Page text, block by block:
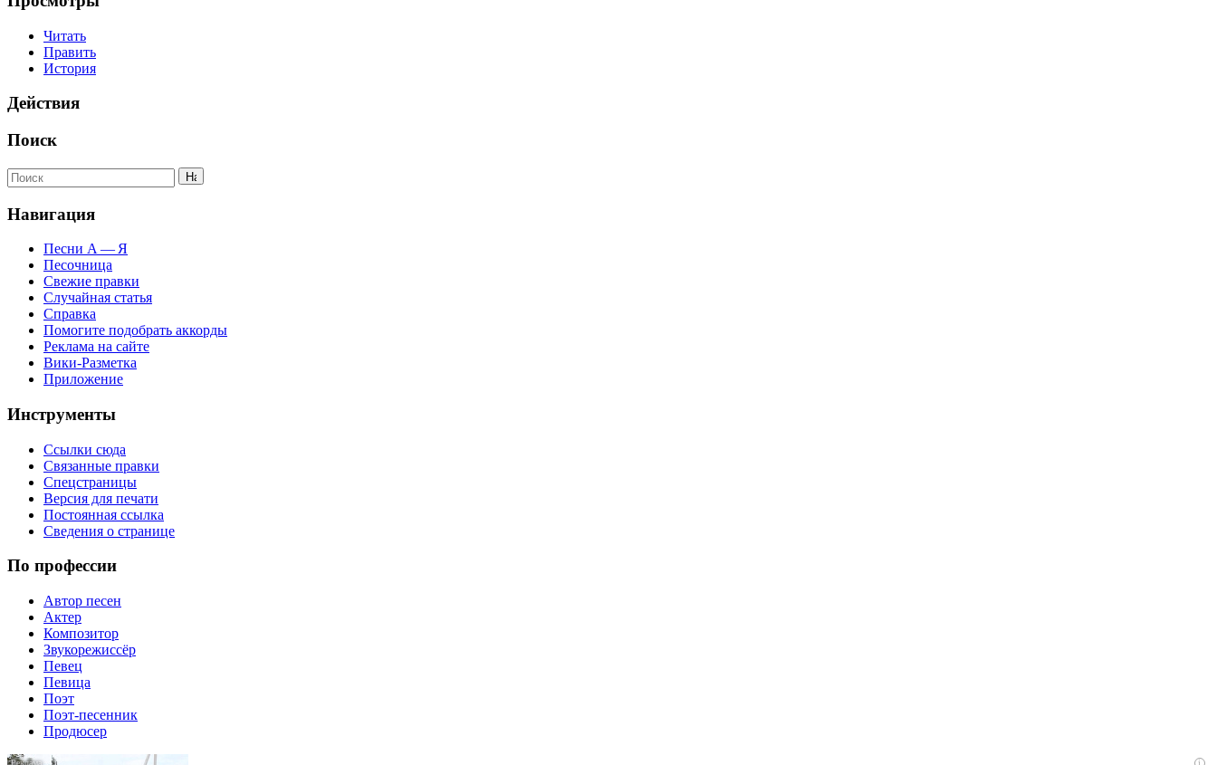
Читать
Править
История
Действия
Поиск
Навигация
Песни А — Я
Песочница
Свежие правки
Случайная статья
Справка
Помогите подобрать аккорды
Реклама на сайте
Вики-Разметка
Приложение
Инструменты
Ссылки сюда
Связанные правки
Спецстраницы
Версия для печати
Постоянная ссылка
Сведения о странице
По профессии
Автор песен
Актер
Композитор
Звукорежиссёр
Певец
Певица
Поэт
Поэт-песенник
Продюсер
i